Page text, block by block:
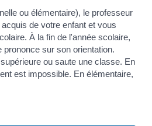
ou élémentaire), le professeur
de votre enfant et vous
À la fin de l'année scolaire,
sur son orientation.
ou saute une classe. En
est impossible. En élémentaire,